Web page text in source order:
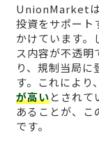
UnionMarketは
投資をサポート
かけています。
ス内容が不透明
り、規制当局
す。これにより、
が高いとされて
あることが、こ
です。